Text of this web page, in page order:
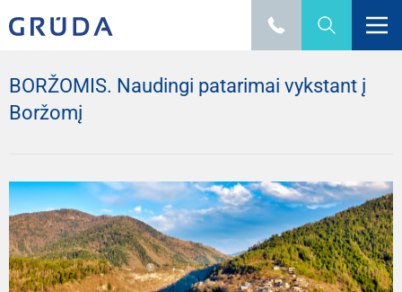
BORŽOMIS. Naudingi patarimai vykstant į
Boržomį